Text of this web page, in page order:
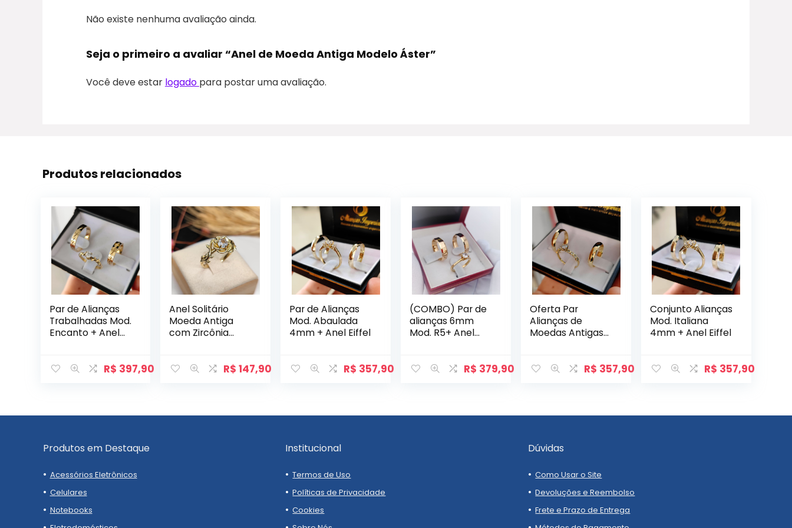
Não existe nenhuma avaliação ainda.
Seja o primeiro a avaliar “Anel de Moeda Antiga Modelo Áster”
Você deve estar logado para postar uma avaliação.
Produtos relacionados
Par de Alianças
Trabalhadas Mod.
Encanto + Anel
R$ 397,90
Anel Solitário
Moeda Antiga
com Zircônia
R$ 147,90
Par de Alianças
Mod. Abaulada
4mm + Anel Eiffel
R$ 357,90
(COMBO) Par de
alianças 6mm
Mod. R5+ Anel
R$ 379,90
Oferta Par
Alianças de
Moedas Antigas
R$ 357,90
Conjunto Alianças
Mod. Italiana
4mm + Anel Eiffel
R$ 357,90
Produtos em Destaque
Acessórios Eletrônicos
Celulares
Notebooks
Institucional
Termos de Uso
Políticas de Privacidade
Cookies
Dúvidas
Como Usar o Site
Devoluções e Reembolso
Frete e Prazo de Entrega